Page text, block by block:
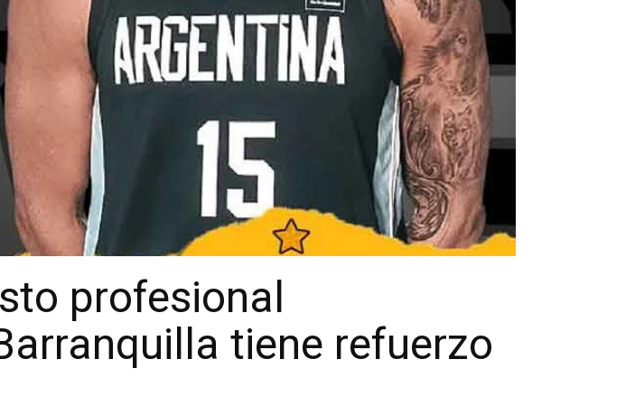
profesional
tiene refuerzo